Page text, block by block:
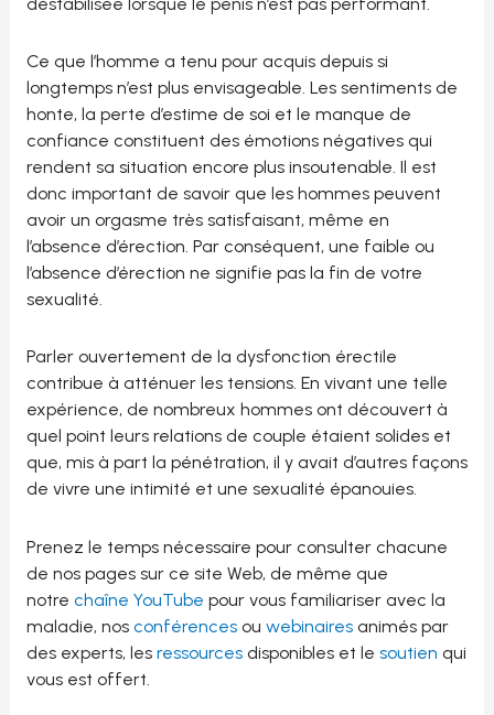
Ce que l’homme a tenu pour acquis depuis si
longtemps n’est plus envisageable. Les sentiments de
honte, la perte d’estime de soi et le manque de
confiance constituent des émotions négatives qui
rendent sa situation encore plus insoutenable. Il est
donc important de savoir que les hommes peuvent
avoir un orgasme très satisfaisant, même en
l’absence d’érection. Par conséquent, une faible ou
l’absence d’érection ne signifie pas la fin de votre
sexualité.
Parler ouvertement de la dysfonction érectile
contribue à atténuer les tensions. En vivant une telle
expérience, de nombreux hommes ont découvert à
quel point leurs relations de couple étaient solides et
que, mis à part la pénétration, il y avait d’autres façons
de vivre une intimité et une sexualité épanouies.
Prenez le temps nécessaire pour consulter chacune
de nos pages sur ce site Web, de même que
notre chaîne YouTube pour vous familiariser avec la
maladie, nos conférencesou webinairesanimés par
des experts, les ressourcesdisponibles et le soutien qui
vous est offert.